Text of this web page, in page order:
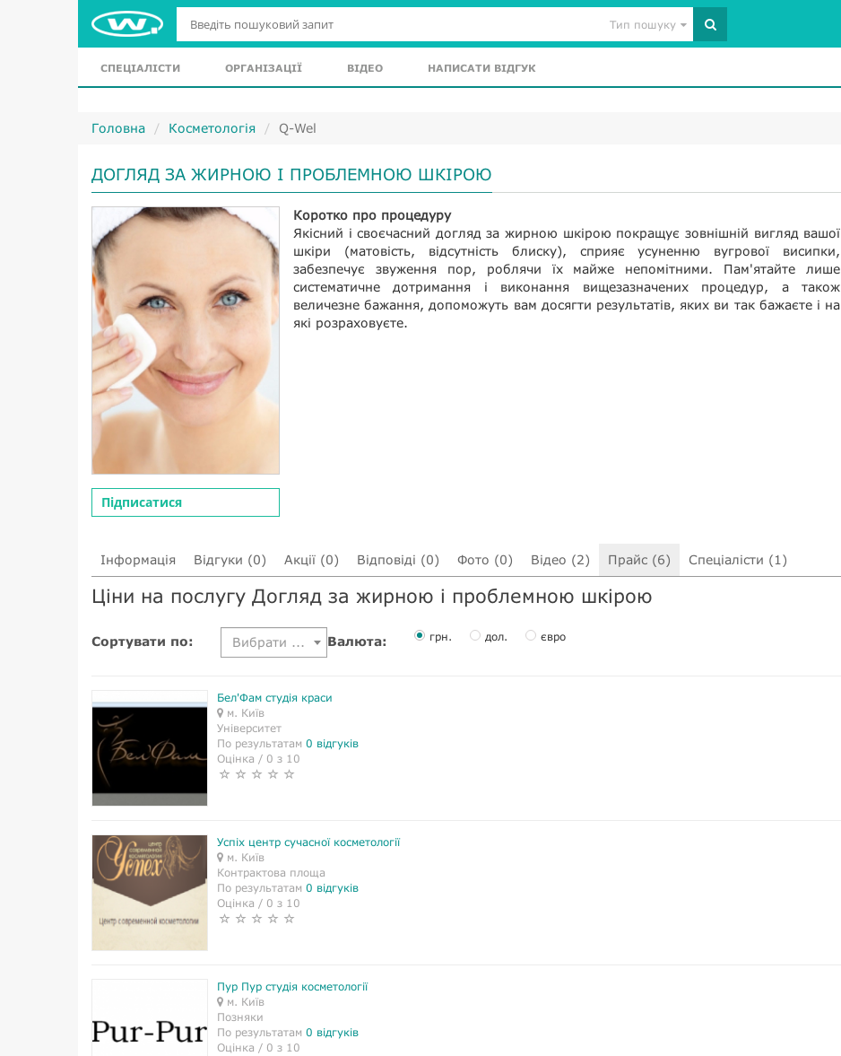
Тип пошуку
СПЕЦІАЛІСТИ ОРГАНІЗАЦІЇ ВІДЕО НАПИСАТИ ВІДГУК
Головна Косметологія Q-Wel
ДОГЛЯД ЗА ЖИРНОЮ І ПРОБЛЕМНОЮ ШКІРОЮ
Підписатися
Коротко про процедуру
Якісний і своєчасний догляд за жирною шкірою покращує зовнішній вигляд вашої
шкіри (матовість, відсутність блиску), сприяє усуненню вугрової висипки,
забезпечує звуження пор, роблячи їх майже непомітними. Пам'ятайте лише
систематичне дотримання і виконання вищезазначених процедур, а також
величезне бажання, допоможуть вам досягти результатів, яких ви так бажаєте і на
які розраховуєте.
Інформація Відгуки (0) Акції (0) Відповіді (0) Фото (0) Відео (2) Прайс (6) Спеціалісти (1)
Ціни на послугу Догляд за жирною і проблемною шкірою
Сортувати по: Вибрати ... Валюта: грн. дол. євро
Бел'Фам студія краси
м. Київ
Університет
По результатам 0 відгуків
Оцінка / 0 з 10
Успіх центр сучасної косметології
м. Київ
Контрактова площа
По результатам 0 відгуків
Оцінка / 0 з 10
Пур Пур студія косметології
м. Київ
Позняки
По результатам 0 відгуків
Оцінка / 0 з 10